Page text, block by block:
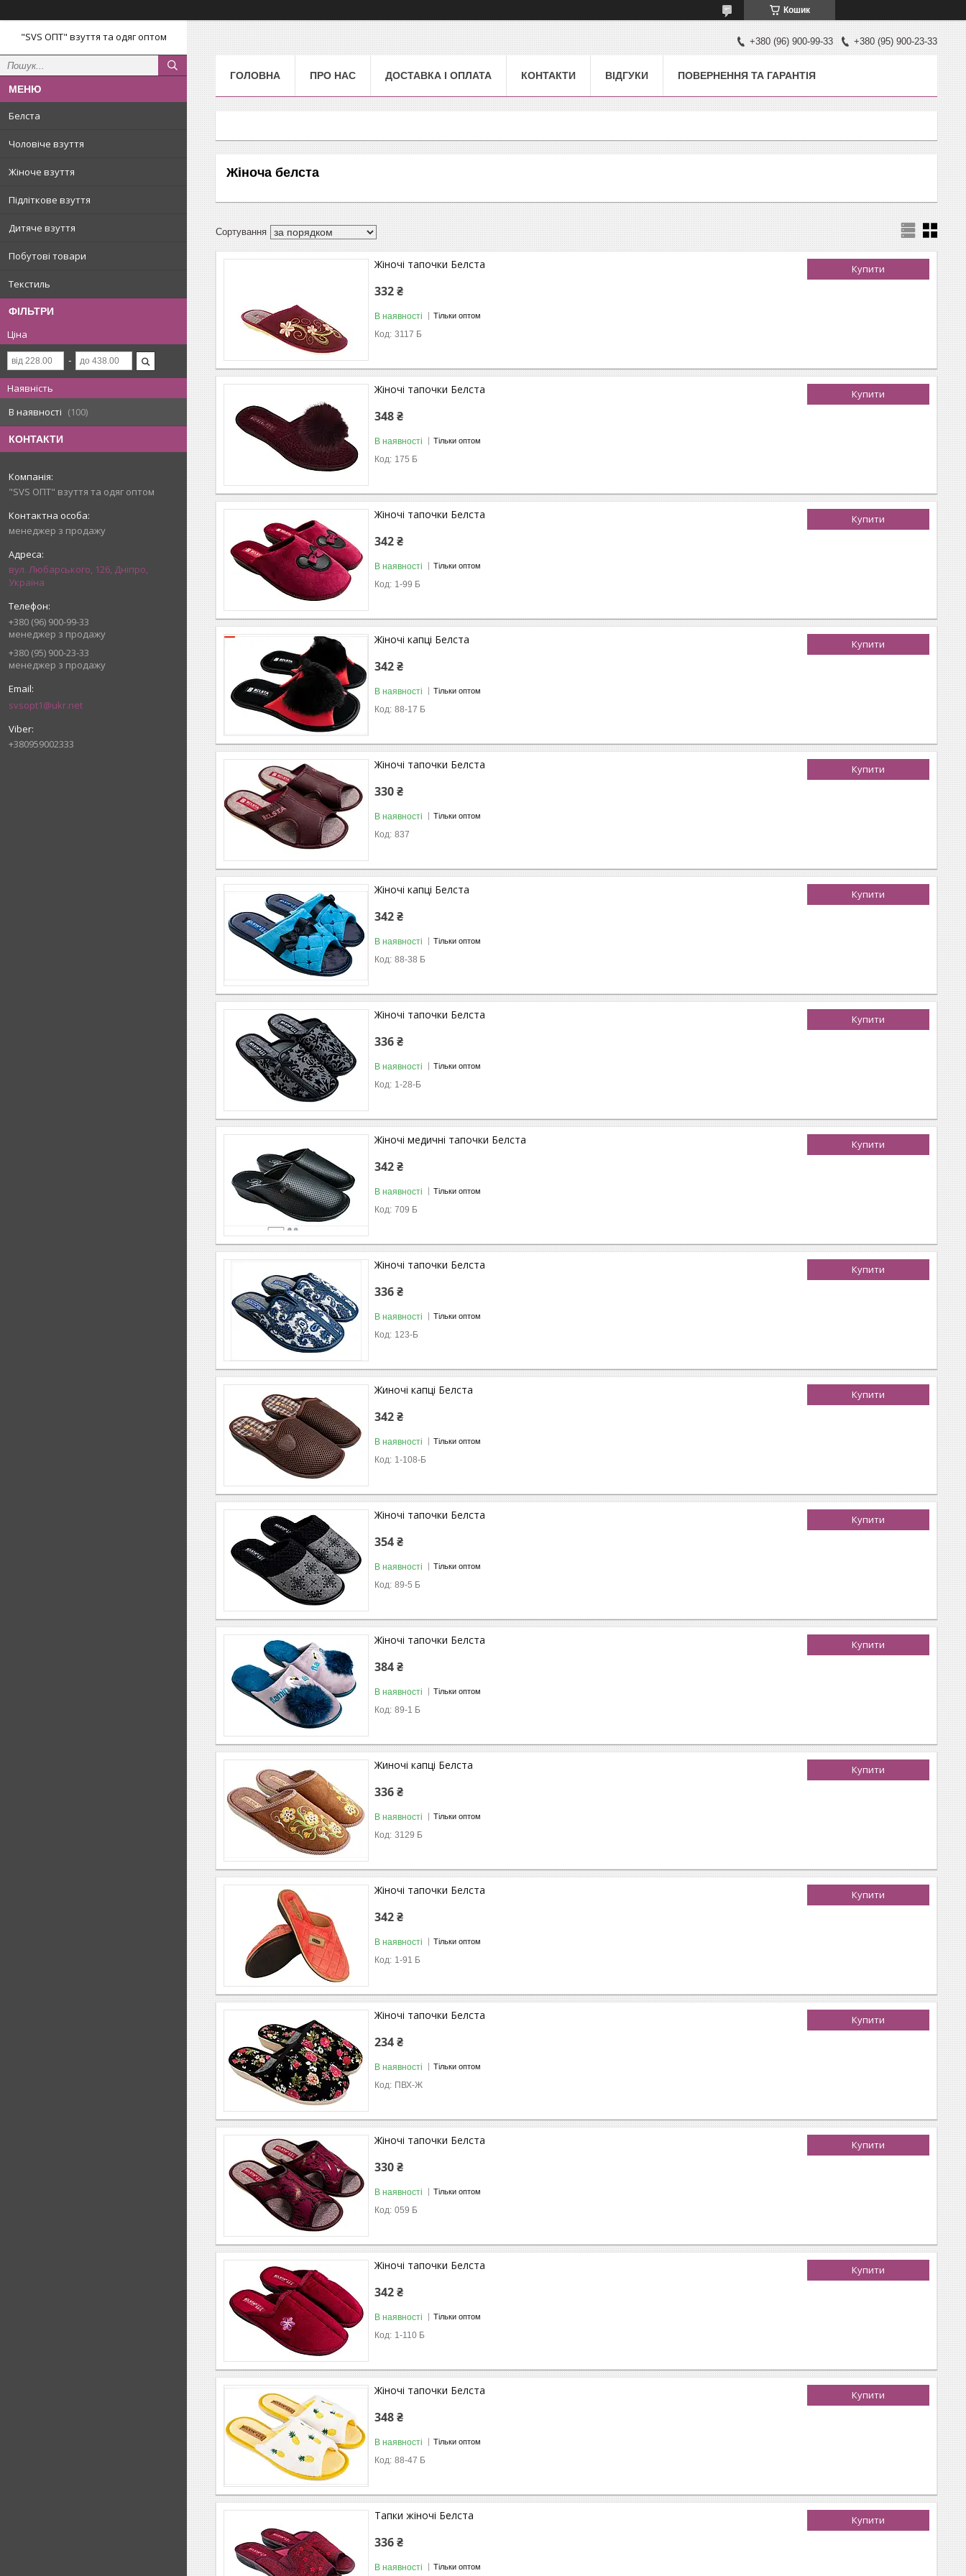
Кошик
"SVS ОПТ" взуття та одяг оптом
Белста
Чоловіче взуття
Жіноче взуття
Підліткове взуття
Дитяче взуття
Побутові товари
Текстиль
ФІЛЬТРИ
Ціна
Наявність
В наявності
100
КОНТАКТИ
"SVS ОПТ" взуття та одяг оптом
менеджер з продажу
вул. Любарського, 126, Дніпро,
Україна
+380 (96) 900-99-33
менеджер з продажу
+380 (95) 900-23-33
менеджер з продажу
svsopt1@ukr.net
+380959002333
+380 (96) 900-99-33 +380 (95) 900-23-33
ГОЛОВНА ПРО НАС ДОСТАВКА І ОПЛАТА КОНТАКТИ ВІДГУКИ ПОВЕРНЕННЯ ТА ГАРАНТІЯ
Жіноча белста
Купити
Жіночі тапочки Белста
332 ₴
В наявності Тільки оптом
3117 Б
Купити
Жіночі тапочки Белста
348 ₴
В наявності Тільки оптом
175 Б
Купити
Жіночі тапочки Белста
342 ₴
В наявності Тільки оптом
1-99 Б
Купити
Жіночi капці Белста
342 ₴
В наявності Тільки оптом
88-17 Б
Купити
Жіночі тапочки Белста
330 ₴
В наявності Тільки оптом
837
Купити
Жіночi капці Белста
342 ₴
В наявності Тільки оптом
88-38 Б
Купити
Жіночі тапочки Белста
336 ₴
В наявності Тільки оптом
1-28-Б
Купити
Жіночі медичні тапочки Белста
342 ₴
В наявності Тільки оптом
709 Б
Купити
Жіночі тапочки Белста
336 ₴
В наявності Тільки оптом
123-Б
Купити
Жиночi капці Белста
342 ₴
В наявності Тільки оптом
1-108-Б
Купити
Жіночі тапочки Белста
354 ₴
В наявності Тільки оптом
89-5 Б
Купити
Жіночі тапочки Белста
384 ₴
В наявності Тільки оптом
89-1 Б
Купити
Жиночi капці Белста
336 ₴
В наявності Тільки оптом
3129 Б
Купити
Жіночі тапочки Белста
342 ₴
В наявності Тільки оптом
1-91 Б
Купити
Жіночі тапочки Белста
234 ₴
В наявності Тільки оптом
ПВХ-Ж
Купити
Жіночі тапочки Белста
330 ₴
В наявності Тільки оптом
059 Б
Купити
Жіночі тапочки Белста
342 ₴
В наявності Тільки оптом
1-110 Б
Купити
Жіночі тапочки Белста
348 ₴
В наявності Тільки оптом
88-47 Б
Купити
Тапки жіночі Белста
336 ₴
В наявності Тільки оптом